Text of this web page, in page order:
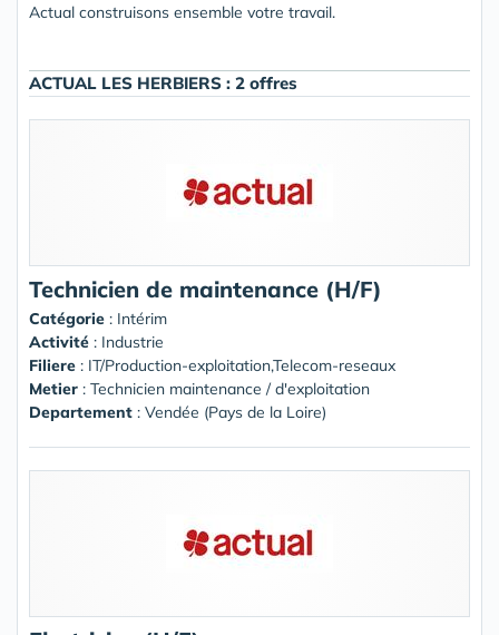
Actual construisons ensemble votre travail.
ACTUAL LES HERBIERS : 2 offres
Technicien de maintenance (H/F)
Catégorie : Intérim
Activité : Industrie
Filiere : IT/Production-exploitation,Telecom-reseaux
Metier : Technicien maintenance / d'exploitation
Departement : Vendée (Pays de la Loire)